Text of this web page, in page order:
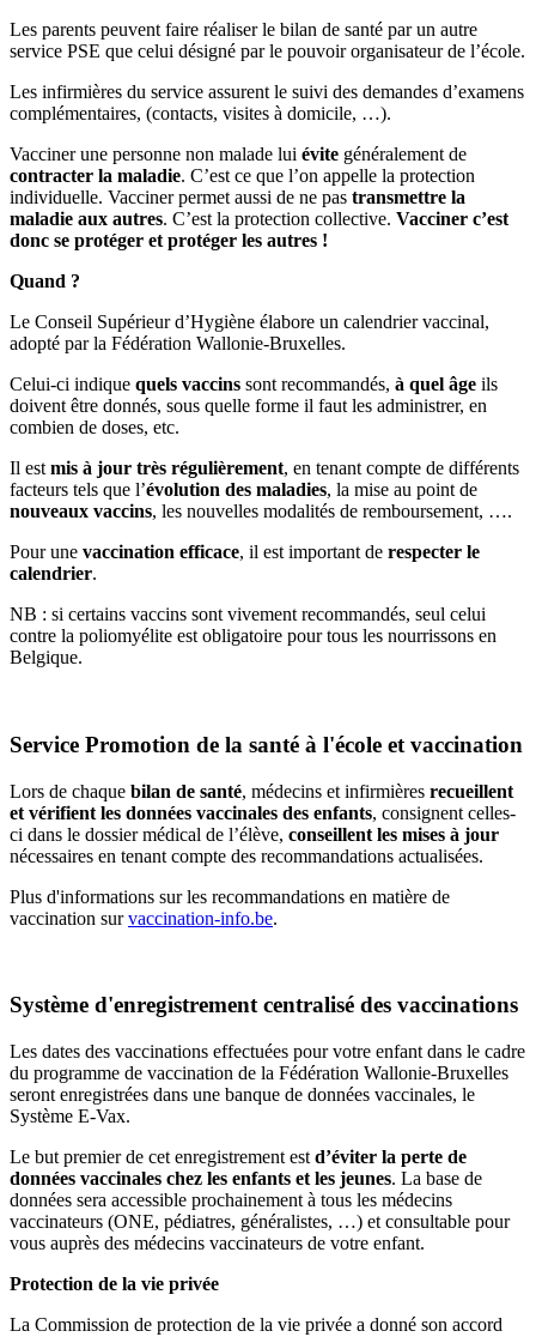
Les parents peuvent faire réaliser le bilan de santé par un autre
service PSE que celui désigné par le pouvoir organisateur de l’école.
Les infirmières du service assurent le suivi des demandes d’examens
complémentaires, (contacts, visites à domicile, …).
Vacciner une personne non malade lui évite généralement de
contracter la maladie. C’est ce que l’on appelle la protection
individuelle. Vacciner permet aussi de ne pas transmettre la
maladie aux autres. C’est la protection collective. Vacciner c’est
donc se protéger et protéger les autres !
Quand ?
Le Conseil Supérieur d’Hygiène élabore un calendrier vaccinal,
adopté par la Fédération Wallonie-Bruxelles.
Celui-ci indique quels vaccins sont recommandés, à quel âge ils
doivent être donnés, sous quelle forme il faut les administrer, en
combien de doses, etc.
Il est mis à jour très régulièrement, en tenant compte de différents
facteurs tels que l’évolution des maladies, la mise au point de
nouveaux vaccins, les nouvelles modalités de remboursement, ….
Pour une vaccination efficace, il est important de respecter le
calendrier.
NB : si certains vaccins sont vivement recommandés, seul celui
contre la poliomyélite est obligatoire pour tous les nourrissons en
Belgique.
Service Promotion de la santé à l'école et vaccination
Lors de chaque bilan de santé, médecins et infirmières recueillent
et vérifient les données vaccinales des enfants, consignent celles-
ci dans le dossier médical de l’élève, conseillent les mises à jour
nécessaires en tenant compte des recommandations actualisées.
Plus d'informations sur les recommandations en matière de
vaccination survaccination-info.be.
Système d'enregistrement centralisé des vaccinations
Les dates des vaccinations effectuées pour votre enfant dans le cadre
du programme de vaccination de la Fédération Wallonie-Bruxelles
seront enregistrées dans une banque de données vaccinales, le
Système E-Vax.
Le but premier de cet enregistrement est d’éviter la perte de
données vaccinales chez les enfants et les jeunes. La base de
données sera accessible prochainement à tous les médecins
vaccinateurs (ONE, pédiatres, généralistes, …) et consultable pour
vous auprès des médecins vaccinateurs de votre enfant.
Protection de la vie privée
La Commission de protection de la vie privée a donné son accord